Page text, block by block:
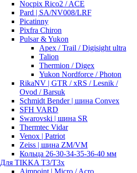
Nocpix Rico2 / ACE
Pard | SA/NV008/LRF
Picatinny
Pixfra Chiron
Pulsar & Yukon
Apex / Trail / Digisight ultra
Talion
Thermion / Digex
Yukon Nordforce / Photon
RikaNV | GTR / xRS / Lesnik /
Ovod / Barsuk
Schmidt Bender | шина Convex
SFH VARD
Swarovski | шина SR
Thermtec Vidar
Venox | Patriot
Zeiss | шина ZM/VM
Кольца 26-30-34-35-36-40 мм
Для TIKKA T3/T3x
Aimpoint | Micro / Acro